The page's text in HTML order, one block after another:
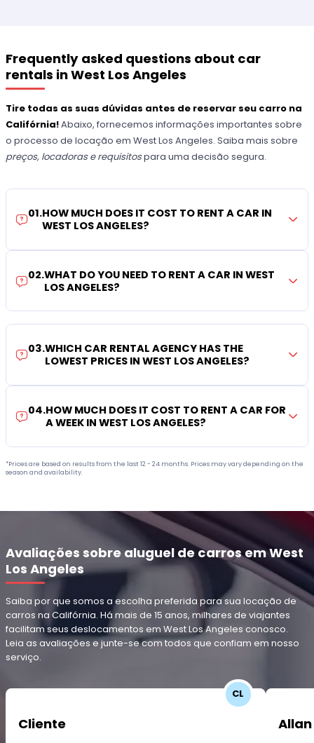
Frequently asked questions about car
rentals in West Los Angeles
Tire todas as suas dúvidas antes de reservar seu carro na
Califórnia!Abaixo, fornecemos informações importantes sobre
o processo de locação em West Los Angeles. Saiba mais sobre
preços, locadoras e requisitospara uma decisão segura.
01.HOW MUCH DOES IT COST TO RENT A CAR IN
WEST LOS ANGELES?
02.WHAT DO YOU NEED TO RENT A CAR IN WEST
LOS ANGELES?
03.WHICH CAR RENTAL AGENCY HAS THE
LOWEST PRICES IN WEST LOS ANGELES?
04.HOW MUCH DOES IT COST TO RENT A CAR FOR
A WEEK IN WEST LOS ANGELES?
*Prices are based on results from the last 12 - 24 months. Prices may vary depending on the
season and availability.
Avaliações sobre aluguel de carros em West
Los Angeles
Saiba por que somos a escolha preferida para sua locação de
carros na Califórnia. Há mais de 15 anos, milhares de viajantes
facilitam seus deslocamentos em West Los Angeles conosco.
Leia as avaliações e junte-se com todos que confiam em nosso
serviço.
CL
Cliente Allan